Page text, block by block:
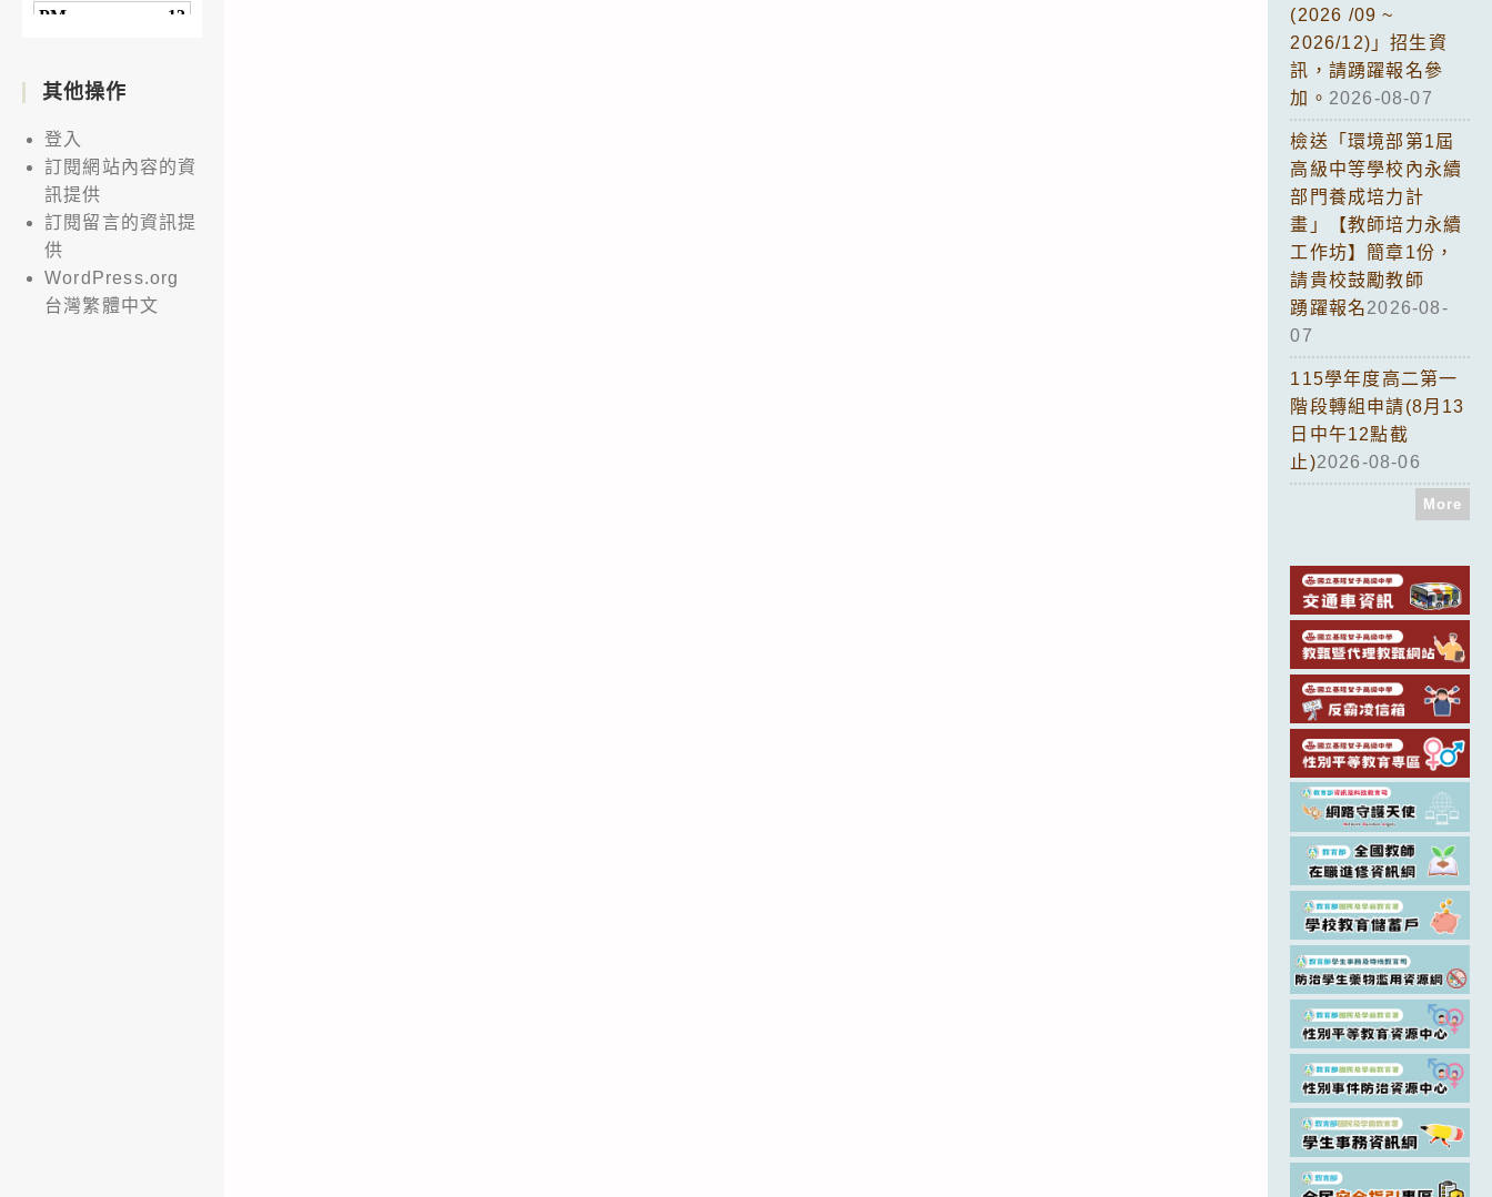
其他操作
登入
訂閱網站內容的資
訊提供
訂閱留言的資訊提
供
WordPress.org
台灣繁體中文
(2026 /09 ~
2026/12)」招生資
訊，請踴躍報名參
加。 2026-08-07
檢送「環境部第1屆
高級中等學校內永續
部門養成培力計
畫」【教師培力永續
工作坊】簡章1份，
請貴校鼓勵教師
踴躍報名2026-08-
07
115學年度高二第一
階段轉組申請(8月13
日中午12點截
止)2026-08-06
More